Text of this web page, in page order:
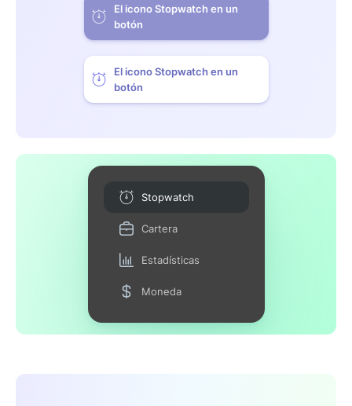
El icono Stopwatch en un
botón
El icono Stopwatch en un
botón
Stopwatch
Cartera
Estadísticas
Moneda